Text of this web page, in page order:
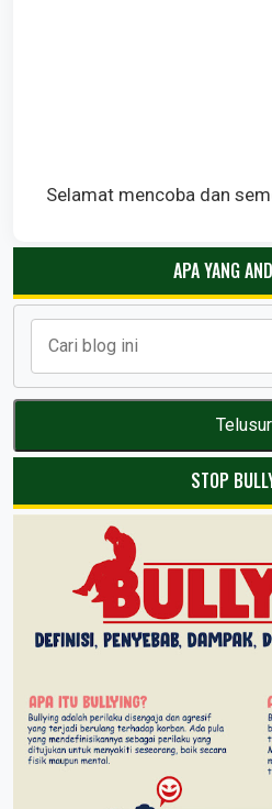
Selamat mencoba dan
APA YANG
STOP